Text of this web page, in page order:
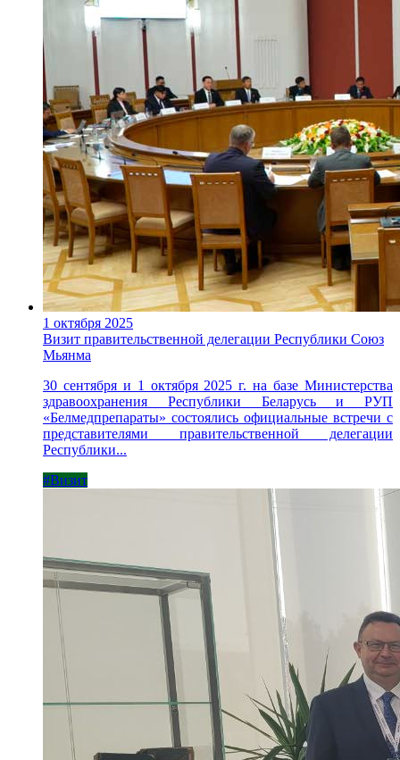
1 октября 2025
Визит правительственной делегации Республики Союз
Мьянма
30 сентября и 1 октября 2025 г. на базе Министерства
здравоохранения Республики Беларусь и РУП
«Белмедпрепараты» состоялись официальные встречи с
представителями правительственной делегации
Республики...
#Визит